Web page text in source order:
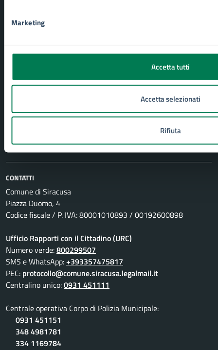
Marketing
Accetta tutti
Accetta selezionati
Rifiuta
Avvisi
VIVERE IL COMUNE
Luoghi
CONTATTI
Comune di Siracusa
Piazza Duomo, 4
Codice fiscale / P. IVA: 80001010893 / 00192600898
Ufficio Rapporti con il Cittadino (URC)
Numero verde:800299507
SMS e WhatsApp:+393357475817
PEC: protocollo@comune.siracusa.legalmail.it
Centralino unico:0931 451111
Centrale operativa Corpo di Polizia Municipale:
0931 451151
348 4981781
334 1169784